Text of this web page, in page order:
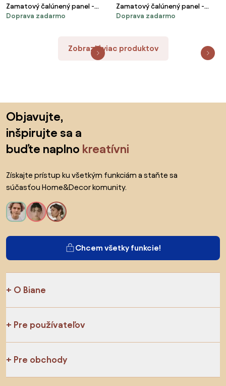
Zamatový čalúnený panel -
Oblúk - 30x100cm Farba:
Doprava zadarmo
Zamatový čalúnený panel -
Oblúk - 30x100cm Farba: Mäta
Doprava zadarmo
Zobraziť viac produktov
Objavujte,
inšpirujte sa a
buďte naplno kreatívni
Získajte prístup ku všetkým funkciám a staňte sa
súčasťou Home&Decor komunity.
Chcem všetky funkcie!
O Biane
Pre používateľov
Pre obchody